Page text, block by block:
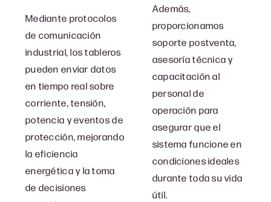
Mediante protocolos
de comunicación
industrial, los tableros
pueden enviar datos
en tiempo real sobre
corriente, tensión,
potencia y eventos de
protección, mejorando
la eficiencia
energética y la toma
de decisiones
Además,
proporcionamos
soporte postventa,
asesoría técnica y
capacitación al
personal de
operación para
asegurar que el
sistema funcione en
condiciones ideales
durante toda su vida
útil.